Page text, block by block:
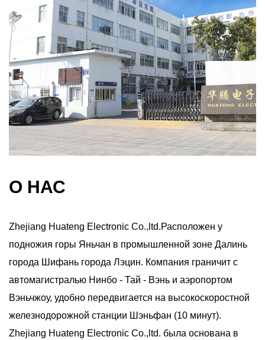
О НАС
Zhejiang Huateng Electronic Co.,ltd.Расположен у
подножия горы Яньчан в промышленной зоне Далинь
города Шифань города Лэцин. Компания граничит с
автомагистралью Нинбо - Тай - Вэнь и аэропортом
Вэньчжоу, удобно передвигается на высокоскоростной
железнодорожной станции Шэньфан (10 минут).
Zhejiang Huateng Electronic Co.,ltd. была основана в